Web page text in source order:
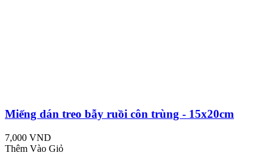
Miếng dán treo bẫy ruồi côn trùng - 15x20cm
7,000 VND
Thêm Vào Giỏ